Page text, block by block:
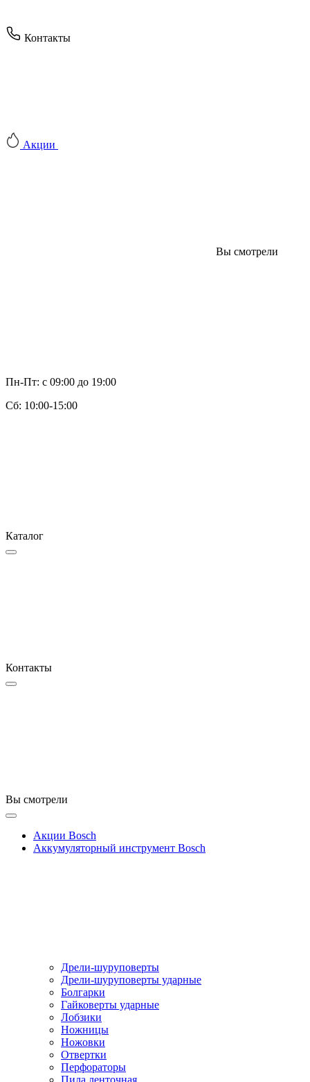
Контакты
Акции
Вы смотрели
Пн-Пт: с 09:00 до 19:00
Cб: 10:00-15:00
Каталог
Контакты
Вы смотрели
Акции Bosch
Аккумуляторный инструмент Bosch
Дрели-шуруповерты
Дрели-шуруповерты ударные
Болгарки
Гайковерты ударные
Лобзики
Ножницы
Ножовки
Отвертки
Перфораторы
Пила ленточная